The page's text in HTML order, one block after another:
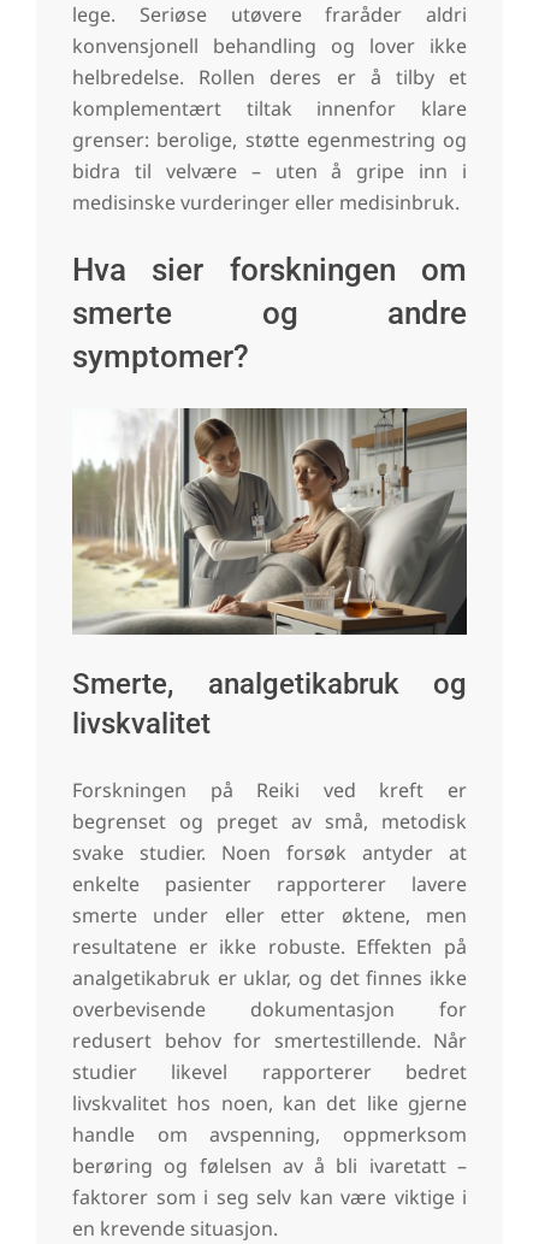
lege. Seriøse utøvere fraråder aldri
konvensjonell behandling og lover ikke
helbredelse. Rollen deres er å tilby et
komplementært tiltak innenfor klare
grenser: berolige, støtte egenmestring og
bidra til velvære – uten å gripe inn i
medisinske vurderinger eller medisinbruk.
Hva sier forskningen om
smerte og andre
symptomer?
Smerte, analgetikabruk og
livskvalitet
Forskningen på Reiki ved kreft er
begrenset og preget av små, metodisk
svake studier. Noen forsøk antyder at
enkelte pasienter rapporterer lavere
smerte under eller etter øktene, men
resultatene er ikke robuste. Effekten på
analgetikabruk er uklar, og det finnes ikke
overbevisende dokumentasjon for
redusert behov for smertestillende. Når
studier likevel rapporterer bedret
livskvalitet hos noen, kan det like gjerne
handle om avspenning, oppmerksom
berøring og følelsen av å bli ivaretatt –
faktorer som i seg selv kan være viktige i
en krevende situasjon.